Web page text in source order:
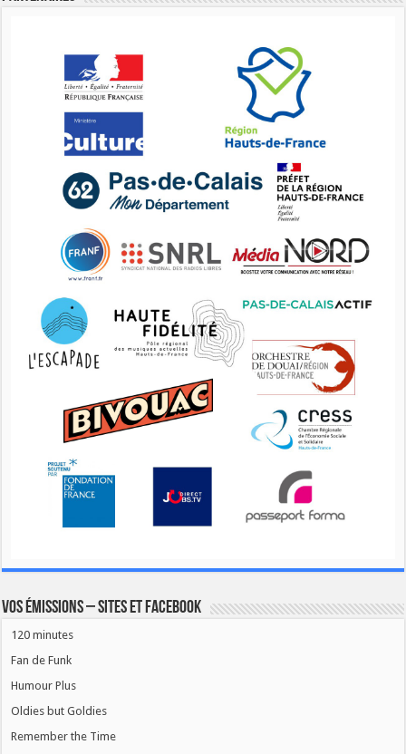
Vos émissions – Sites et Facebook
120 minutes
Fan de Funk
Humour Plus
Oldies but Goldies
Remember the Time